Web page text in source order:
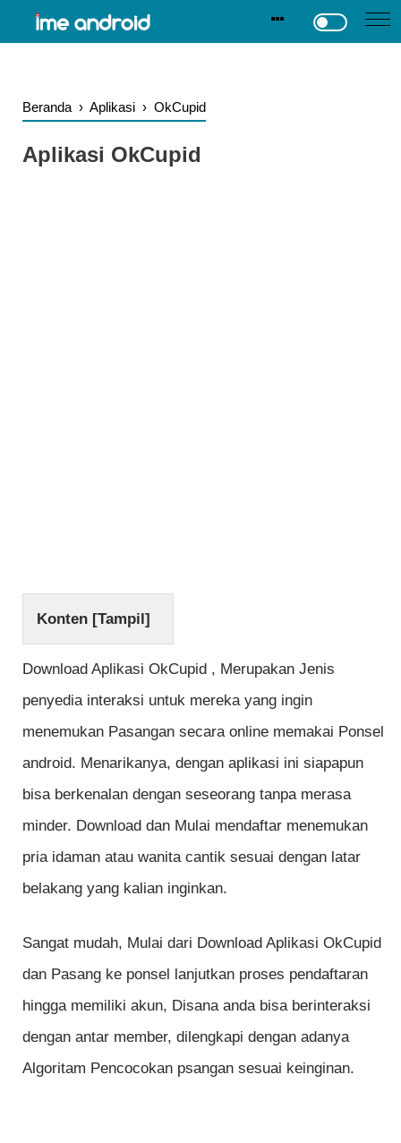
Beranda › Aplikasi › OkCupid
Aplikasi OkCupid
Konten [Tampil]
Download Aplikasi OkCupid , Merupakan Jenis
penyedia interaksi untuk mereka yang ingin
menemukan Pasangan secara online memakai Ponsel
android. Menarikanya, dengan aplikasi ini siapapun
bisa berkenalan dengan seseorang tanpa merasa
minder. Download dan Mulai mendaftar menemukan
pria idaman atau wanita cantik sesuai dengan latar
belakang yang kalian inginkan.
Sangat mudah, Mulai dari Download Aplikasi OkCupid
dan Pasang ke ponsel lanjutkan proses pendaftaran
hingga memiliki akun, Disana anda bisa berinteraksi
dengan antar member, dilengkapi dengan adanya
Algoritam Pencocokan psangan sesuai keinginan.